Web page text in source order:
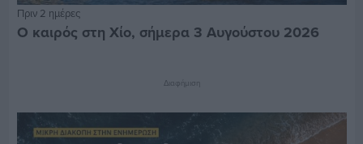
Πριν 2 ημέρες
Ο καιρός στη Χίο, σήμερα 3 Αυγούστου 2026
Διαφήμιση